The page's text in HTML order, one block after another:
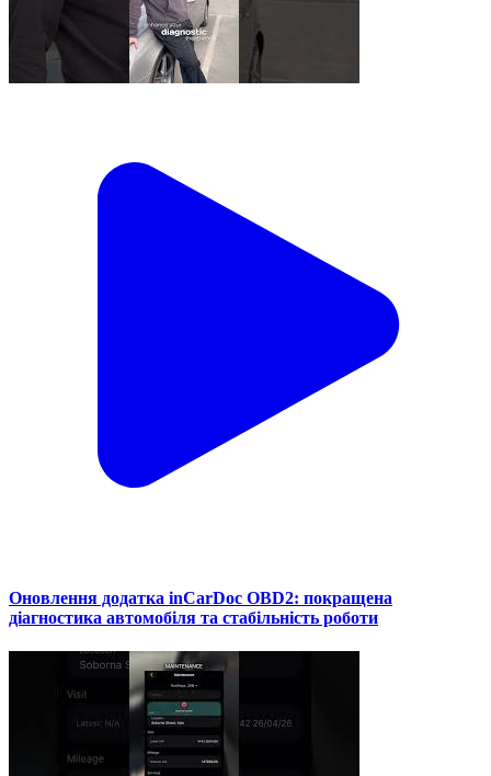
Оновлення додатка inCarDoc OBD2: покращена
діагностика автомобіля та стабільність роботи